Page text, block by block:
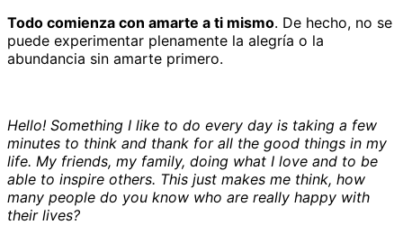
Todo comienza con amarte a ti mismo. De hecho, no se
puede experimentar plenamente la alegría o la
abundancia sin amarte primero.
Hello! Something I like to do every day is taking a few
minutes to think and thank for all the good things in my
life. My friends, my family, doing what I love and to be
able to inspire others. This just makes me think, how
many people do you know who are really happy with
their lives?